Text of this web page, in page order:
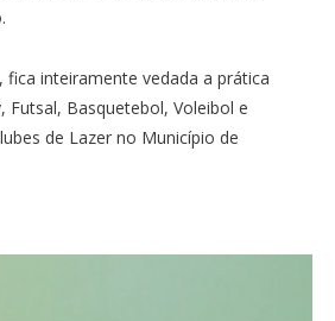
inteiramente vedada a prática
Basquetebol, Voleibol e
de Lazer no Município de